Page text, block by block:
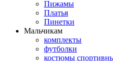
Пижамы
Платья
Пинетки
Мальчикам
комплекты
футболки
костюмы